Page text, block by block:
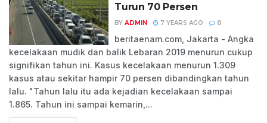
Turun 70 Persen
BY ADMIN 7 YEARS AGO 0
beritaenam.com, Jakarta - Angka
kecelakaan mudik dan balik Lebaran 2019 menurun cukup
signifikan tahun ini. Kasus kecelakaan menurun 1.309
kasus atau sekitar hampir 70 persen dibandingkan tahun
lalu. "Tahun lalu itu ada kejadian kecelakaan sampai
1.865. Tahun ini sampai kemarin,...